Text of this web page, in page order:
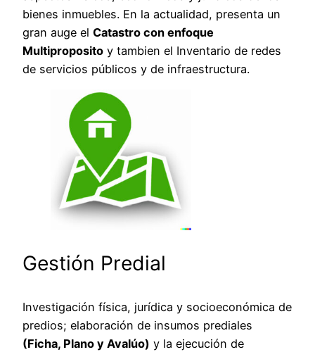
bienes inmuebles. En la actualidad, presenta un
gran auge el Catastro con enfoque
Multiproposito y tambien el Inventario de redes
de servicios públicos y de infraestructura.
Gestión Predial
Investigación física, jurídica y socioeconómica de
predios; elaboración de insumos prediales
(Ficha, Plano y Avalúo) y la ejecución de